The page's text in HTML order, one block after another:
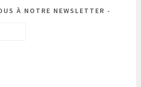
À NOTRE NEWSLETTER